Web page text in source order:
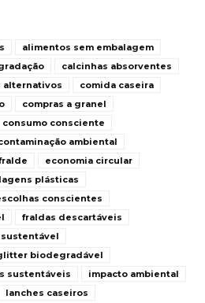
alimentos sem embalagem
calcinhas absorventes
alternativos
comida caseira
compras a granel
consumo consciente
ambiental
economia circular
plásticas
conscientes
fraldas descartáveis
biodegradável
sustentáveis
impacto ambiental
lanches caseiros